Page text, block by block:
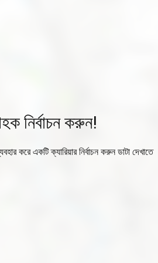
নির্বাচন করুন!
করে একটি ক্যারিয়ার নির্বাচন করুন ডাটা